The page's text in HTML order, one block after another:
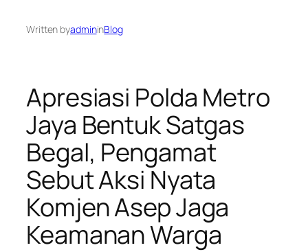
Written byadmininBlog
Apresiasi Polda Metro
Jaya Bentuk Satgas
Begal, Pengamat
Sebut Aksi Nyata
Komjen Asep Jaga
Keamanan Warga